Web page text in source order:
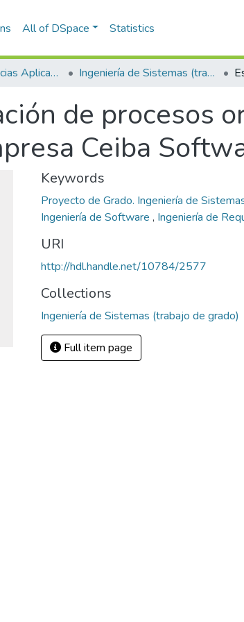
All of DSpace Statistics
Escuela de Ciencias Aplicadas e Ingeniería Ingeniería de Sistemas (trabajo de grado)
de procesos
Ceiba
Keywords
Proyecto de Grado. Ingeniería de
Ingeniería de Software , Ingeniería de
URI
http://hdl.handle.net/10784/2577
Collections
Ingeniería de Sistemas (trabajo de grado)
Full item page